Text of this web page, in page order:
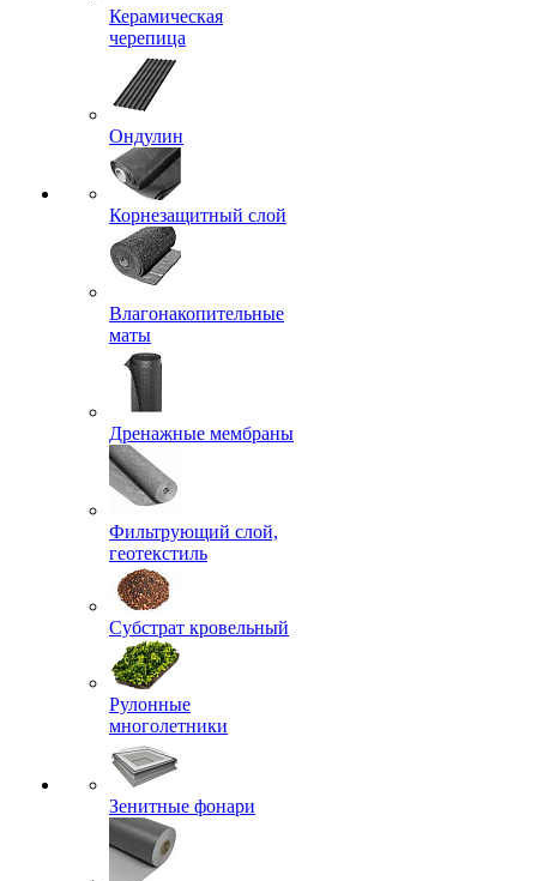
Керамическая
черепица
Ондулин
Корнезащитный слой
Влагонакопительные
маты
Дренажные мембраны
Фильтрующий слой,
геотекстиль
Субстрат кровельный
Рулонные
многолетники
Зенитные фонари